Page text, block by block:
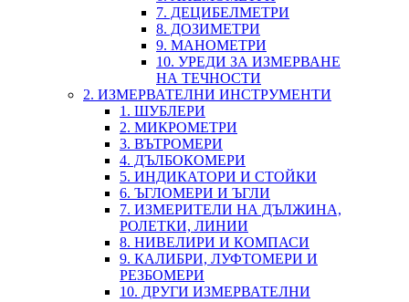
7. ДЕЦИБЕЛМЕТРИ
8. ДОЗИМЕТРИ
9. МАНОМЕТРИ
10. УРЕДИ ЗА ИЗМЕРВАНЕ
НА ТЕЧНОСТИ
2. ИЗМЕРВАТЕЛНИ ИНСТРУМЕНТИ
1. ШУБЛЕРИ
2. МИКРОМЕТРИ
3. ВЪТРОМЕРИ
4. ДЪЛБОКОМЕРИ
5. ИНДИКАТОРИ И СТОЙКИ
6. ЪГЛОМЕРИ И ЪГЛИ
7. ИЗМЕРИТЕЛИ НА ДЪЛЖИНА,
РОЛЕТКИ, ЛИНИИ
8. НИВЕЛИРИ И КОМПАСИ
9. КАЛИБРИ, ЛУФТОМЕРИ И
РЕЗБОМЕРИ
10. ДРУГИ ИЗМЕРВАТЕЛНИ